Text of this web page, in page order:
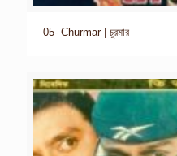
05- Churmar | চুরমার